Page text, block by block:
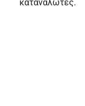
καταναλωτές.